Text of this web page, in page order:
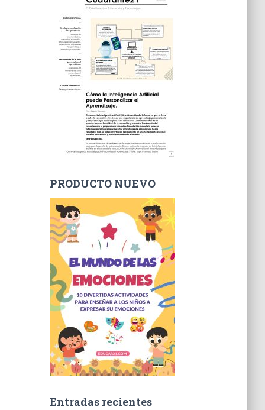
PRODUCTO NUEVO
Entradas recientes